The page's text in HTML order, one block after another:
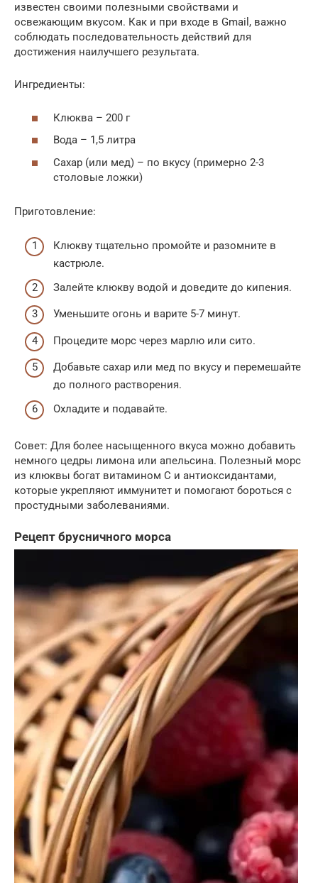
известен своими полезными свойствами и
освежающим вкусом. Как и при входе в Gmail, важно
соблюдать последовательность действий для
достижения наилучшего результата.
Ингредиенты:
Клюква – 200 г
Вода – 1,5 литра
Сахар (или мед) – по вкусу (примерно 2-3
столовые ложки)
Приготовление:
Клюкву тщательно промойте и разомните в
кастрюле.
Залейте клюкву водой и доведите до кипения.
Уменьшите огонь и варите 5-7 минут.
Процедите морс через марлю или сито.
Добавьте сахар или мед по вкусу и перемешайте
до полного растворения.
Охладите и подавайте.
Совет: Для более насыщенного вкуса можно добавить
немного цедры лимона или апельсина. Полезный морс
из клюквы богат витамином C и антиоксидантами,
которые укрепляют иммунитет и помогают бороться с
простудными заболеваниями.
Рецепт брусничного морса